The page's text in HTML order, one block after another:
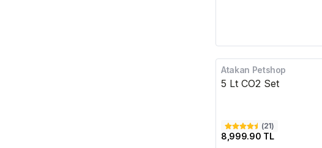
Kargo Bedava
Atakan Petshop
5 Lt CO2 Set
(21)
8,999.90 TL